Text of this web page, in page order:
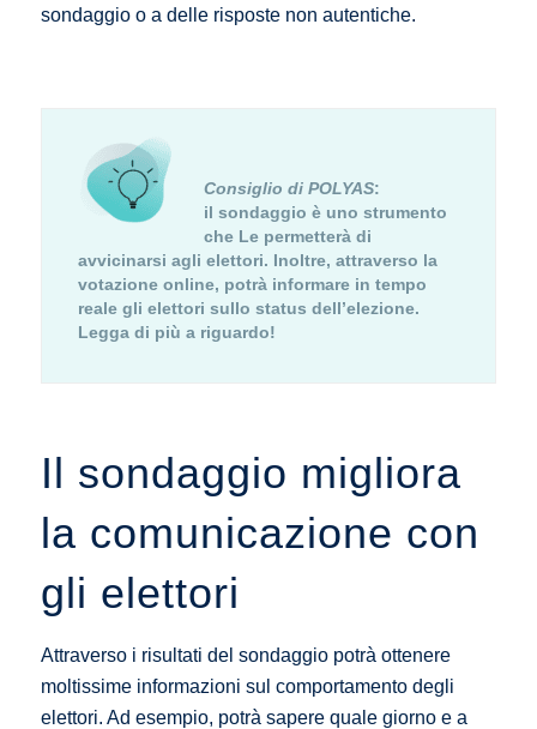
sondaggio o a delle risposte non autentiche.
Consiglio di POLYAS:
il sondaggio è uno strumento
che Le permetterà di
avvicinarsi agli elettori. Inoltre, attraverso la
votazione online, potrà informare in tempo
reale gli elettori sullo status dell’elezione.
Legga di più a riguardo!
Il sondaggio migliora
la comunicazione con
gli elettori
Attraverso i risultati del sondaggio potrà ottenere
moltissime informazioni sul comportamento degli
elettori. Ad esempio, potrà sapere quale giorno e a